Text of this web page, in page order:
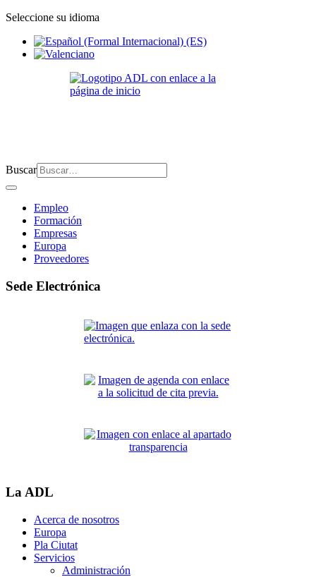
Seleccione su idioma
Buscar
Empleo
Formación
Empresas
Europa
Proveedores
Sede Electrónica
La ADL
Acerca de nosotros
Europa
Pla Ciutat
Servicios
Administración